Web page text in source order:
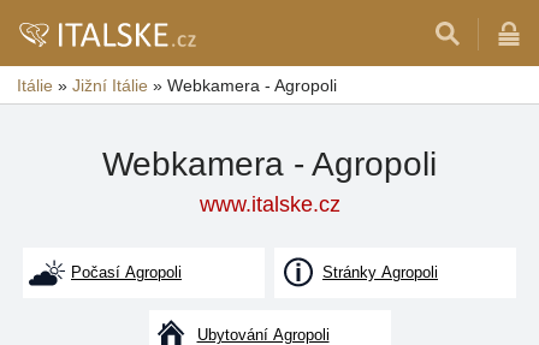
Itálie » Jižní Itálie » Webkamera - Agropoli
Webkamera - Agropoli
www.italske.cz
Počasí Agropoli Stránky Agropoli
Ubytování Agropoli